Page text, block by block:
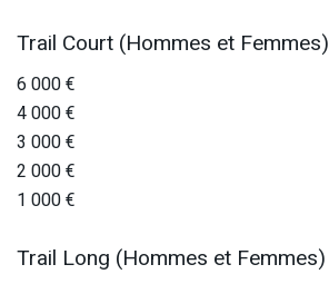
Trail Court (Hommes et Femmes)
6 000 €
4 000 €
3 000 €
2 000 €
1 000 €
Trail Long (Hommes et Femmes)